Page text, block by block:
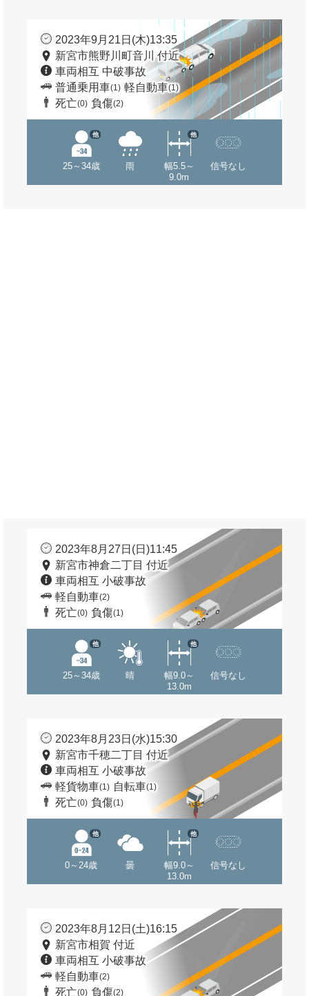
2023年9月21日(木)13:35
新宮市熊野川町音川 付近
車両相互 中破事故
普通乗用車(1) 軽自動車(1)
死亡(0) 負傷(2)
25～34歳
他
雨
幅5.5～
9.0m
他
信号なし
2023年8月27日(日)11:45
新宮市神倉二丁目 付近
車両相互 小破事故
軽自動車(2)
死亡(0) 負傷(1)
25～34歳
他
晴
幅9.0～
13.0m
他
信号なし
2023年8月23日(水)15:30
新宮市千穂二丁目 付近
車両相互 小破事故
軽貨物車(1) 自転車(1)
死亡(0) 負傷(1)
0～24歳
他
曇
幅9.0～
13.0m
他
信号なし
2023年8月12日(土)16:15
新宮市相賀 付近
車両相互 小破事故
軽自動車(2)
死亡(0) 負傷(2)